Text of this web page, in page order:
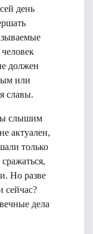
день
должен
или
славы.
слышим
актуален,
только
Но разве
сейчас?
дела